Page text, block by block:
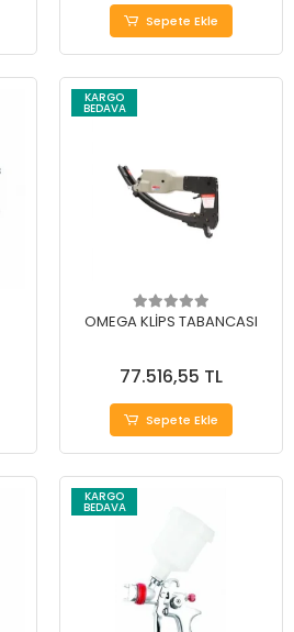
Sepete Ekle
KARGO
BEDAVA
OMEGA KLİPS TABANCASI
77.516,55 TL
Sepete Ekle
KARGO
BEDAVA